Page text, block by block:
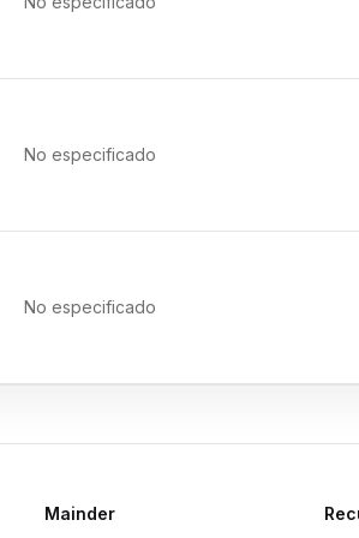
No especificado
No especificado
Mainder